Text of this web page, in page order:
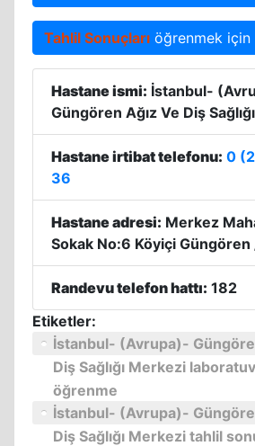
Tahlil Sonuçları öğrenmek için
Hastane ismi: İstanbul-
Güngören Ağız Ve Diş
Hastane irtibat telefonu: 0
36
Hastane adresi: Merkez
Sokak No:6 Köyiçi
Randevu telefon hattı: 182
Etiketler:
İstanbul- (Avrupa)-
Diş Sağlığı Merkezi
öğrenme
İstanbul- (Avrupa)-
Diş Sağlığı Merkezi tahlil